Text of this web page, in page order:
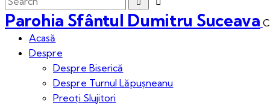
Parohia Sfântul Dumitru Suceava
Acasă
Despre
Despre Biserică
Despre Turnul Lăpușneanu
Preoți Slujitori